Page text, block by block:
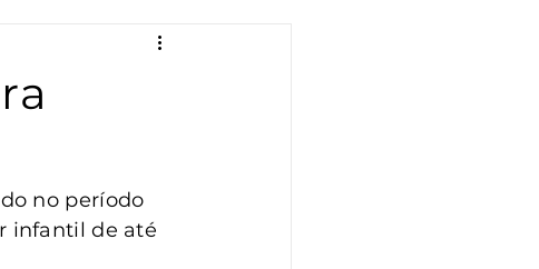
no período
infantil de até